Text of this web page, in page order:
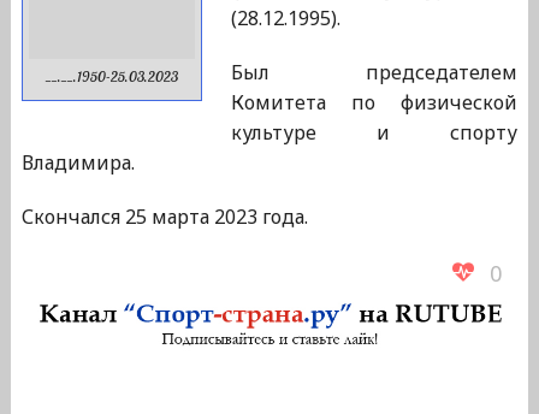
__.__.1950-25.03.2023
(28.12.1995).
Был председателем
Комитета по физической
культуре и спорту
Владимира.
Скончался 25 марта 2023 года.
0